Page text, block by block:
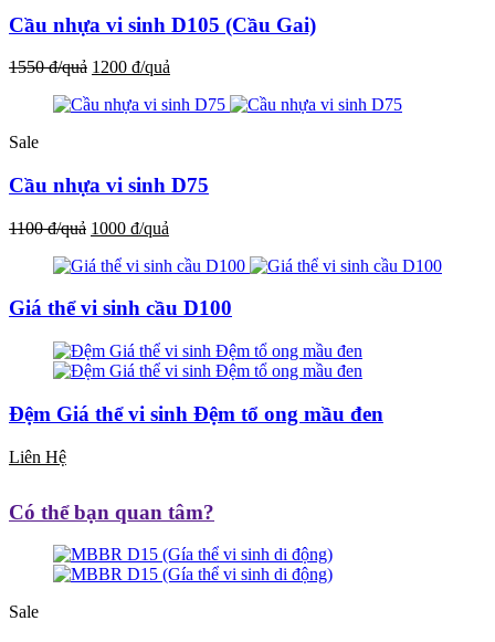
Cầu nhựa vi sinh D105 (Cầu Gai)
1550 đ/quả 1200 đ/quả
Sale
Cầu nhựa vi sinh D75
1100 đ/quả 1000 đ/quả
Giá thể vi sinh cầu D100
Đệm Giá thể vi sinh Đệm tổ ong mầu đen
Liên Hệ
Có thể bạn quan tâm?
Sale